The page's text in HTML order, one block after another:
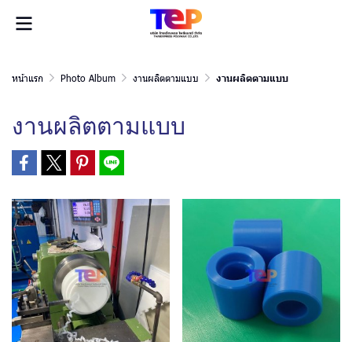
หน้าแรก Photo Album งานผลิตตามแบบ งานผลิตตามแบบ
งานผลิตตามแบบ